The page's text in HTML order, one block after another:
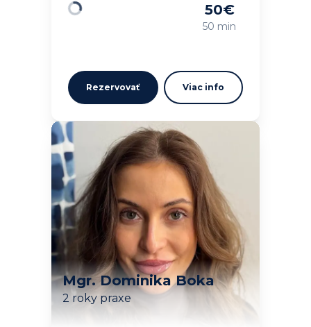
50€
50 min
Rezervovať Viac info
Mgr. Dominika Boka
2 roky praxe